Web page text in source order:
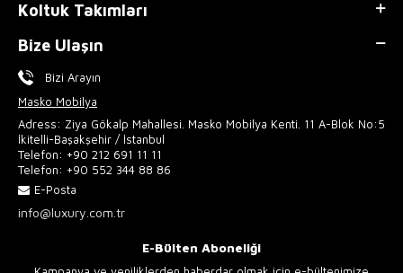
Koltuk Takımları
Bize Ulaşın
Bizi Arayın
Masko Mobilya
Adress: Ziya Gökalp Mahallesi. Masko Mobilya Kenti. 11 A-Blok No:5
İkitelli-Başakşehir / İstanbul
Telefon: +90 212 691 11 11
Telefon: +90 552 344 88 86
E-Posta
info@luxury.com.tr
E-Bülten Aboneliği